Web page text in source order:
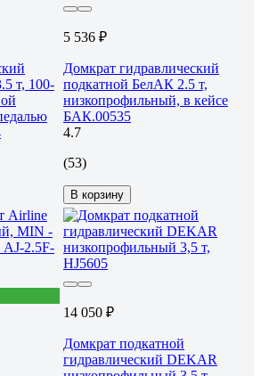
т, 100-
5 536 ₽
Домкрат гидравлический
подкатной БелАК 2.5 т,
низкопрофильный, в кейсе
БАК.00535
4.7
(53)
В корзину
14 050 ₽
Домкрат подкатной
гидравлический DEKAR